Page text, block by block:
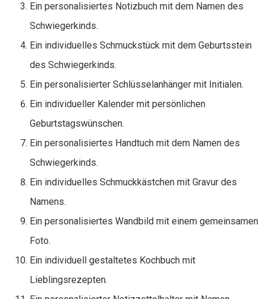
Ein personalisiertes Notizbuch mit dem Namen des
Schwiegerkinds.
Ein individuelles Schmuckstück mit dem Geburtsstein
des Schwiegerkinds.
Ein personalisierter Schlüsselanhänger mit Initialen.
Ein individueller Kalender mit persönlichen
Geburtstagswünschen.
Ein personalisiertes Handtuch mit dem Namen des
Schwiegerkinds.
Ein individuelles Schmuckkästchen mit Gravur des
Namens.
Ein personalisiertes Wandbild mit einem gemeinsamen
Foto.
Ein individuell gestaltetes Kochbuch mit
Lieblingsrezepten.